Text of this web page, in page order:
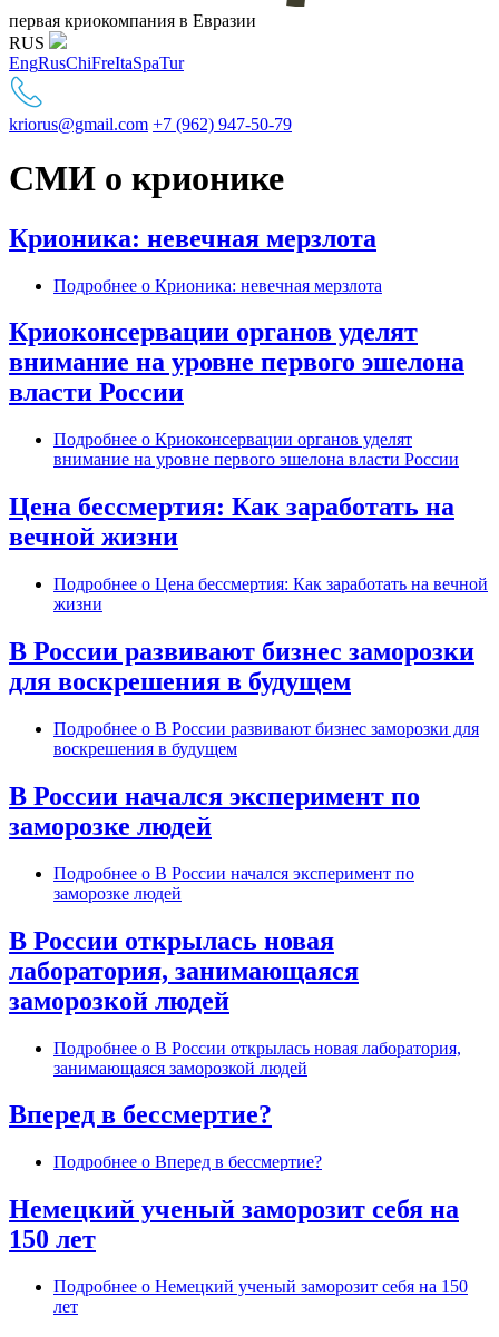
первая криокомпания в Евразии
RUS
EngRusChiFreItaSpaTur
kriorus@gmail.com +7 (962) 947-50-79
СМИ о крионике
Крионика: невечная мерзлота
Подробнее о Крионика: невечная мерзлота
Криоконсервации органов уделят
внимание на уровне первого эшелона
власти России
Подробнее о Криоконсервации органов уделят
внимание на уровне первого эшелона власти России
Цена бессмертия: Как заработать на
вечной жизни
Подробнее о Цена бессмертия: Как заработать на вечной
жизни
В России развивают бизнес заморозки
для воскрешения в будущем
Подробнее о В России развивают бизнес заморозки для
воскрешения в будущем
В России начался эксперимент по
заморозке людей
Подробнее о В России начался эксперимент по
заморозке людей
В России открылась новая
лаборатория, занимающаяся
заморозкой людей
Подробнее о В России открылась новая лаборатория,
занимающаяся заморозкой людей
Вперед в бессмертие?
Подробнее о Вперед в бессмертие?
Немецкий ученый заморозит себя на
150 лет
Подробнее о Немецкий ученый заморозит себя на 150
лет